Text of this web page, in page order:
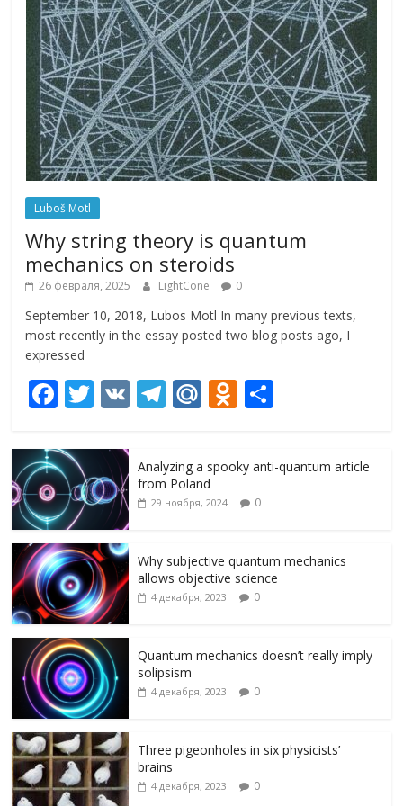
Luboš Motl
Why string theory is quantum
mechanics on steroids
26 февраля, 2025 LightCone 0
September 10, 2018, Lubos Motl In many previous texts,
most recently in the essay posted two blog posts ago, I
expressed
F
e
b
o
o
k
T
itt
er
V T
gr
a
M
R
u
O
n
o
kl
s
ni
р
и
т
Analyzing a spooky anti-quantum article
from Poland
29 ноября, 2024 0
Why subjective quantum mechanics
allows objective science
4 декабря, 2023 0
Quantum mechanics doesn’t really imply
solipsism
4 декабря, 2023 0
Three pigeonholes in six physicists’
brains
4 декабря, 2023 0